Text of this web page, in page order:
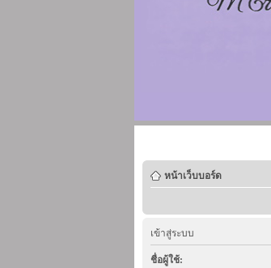
หน้าเว็บบอร์ด
เข้าสู่ระบบ
ชื่อผู้ใช้: